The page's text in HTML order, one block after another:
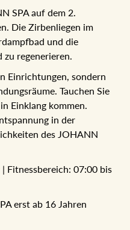
SPA auf dem 2.
Die Zirbenliegen im
und die
zu regenerieren.
Einrichtungen, sondern
Tauchen
in Einklang kommen.
in der
des JOHANN
| Fitnessbereich: 07:00
erst ab 16 Jahren